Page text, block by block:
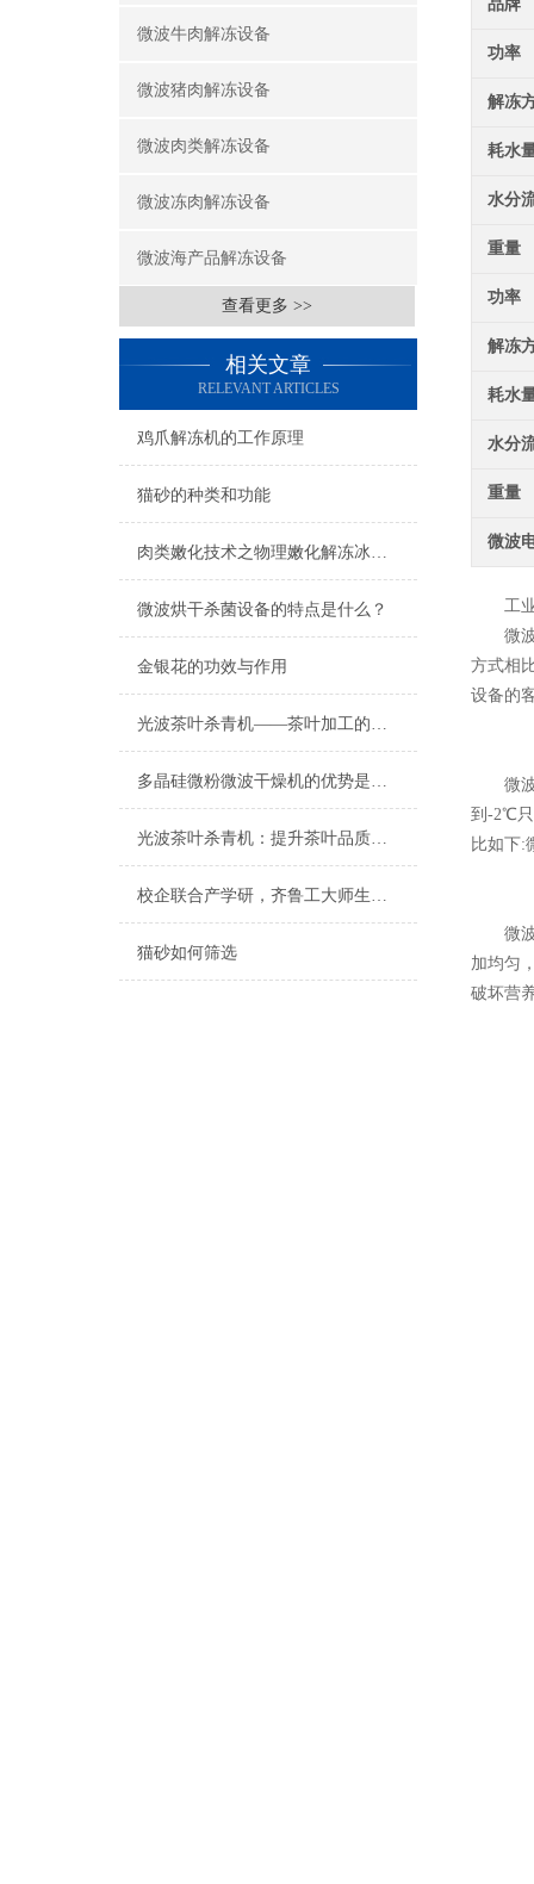
微波牛肉解冻设备
微波猪肉解冻设备
微波肉类解冻设备
微波冻肉解冻设备
微波海产品解冻设备
查看更多 >>
相关文章
RELEVANT ARTICLES
鸡爪解冻机的工作原理
猫砂的种类和功能
肉类嫩化技术之物理嫩化解冻冰鲜肉
微波烘干杀菌设备的特点是什么？
金银花的功效与作用
光波茶叶杀青机——茶叶加工的新趋势
多晶硅微粉微波干燥机的优势是什么？
光波茶叶杀青机：提升茶叶品质与产量的关键设备
校企联合产学研，齐鲁工大师生赴我司参观学习
猫砂如何筛选
品牌
功率
解冻
耗水
水分
重量
功率
解冻
耗水
水分
重量
微波
工业
微波
方式相
设备的
微波
到-2℃只
比如下:
微波
加均匀
破坏营